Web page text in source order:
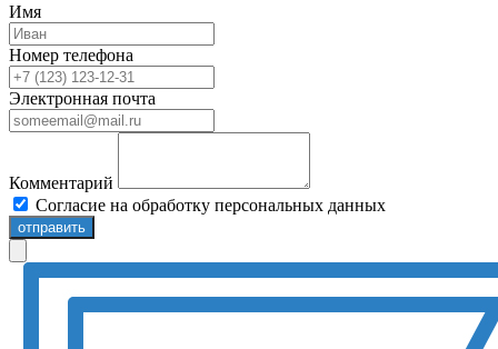
Имя
Номер телефона
Электронная почта
Комментарий
Согласие на обработку персональных данных
отправить